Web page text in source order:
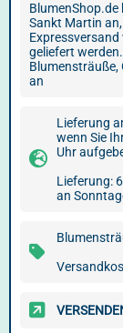
Sankt Martin
geliefert
Blumensträuße,
an
Lieferung
wenn Sie
Uhr
Lieferung:
an